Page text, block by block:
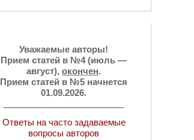
Уважаемые авторы!
Прием статей в №4 (июль —
август), окончен.
Прием статей в №5 начнется
01.09.2026.
Ответы на часто задаваемые
вопросы авторов